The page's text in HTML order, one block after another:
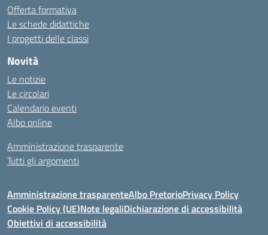
Offerta formativa
Le schede didattiche
I progetti delle classi
Novità
Le notizie
Le circolari
Calendario eventi
Albo online
Amministrazione trasparente
Tutti gli argomenti
Amministrazione trasparenteAlbo PretorioPrivacy Policy
Cookie Policy (UE)Note legaliDichiarazione di accessibilità
Obiettivi di accessibilità